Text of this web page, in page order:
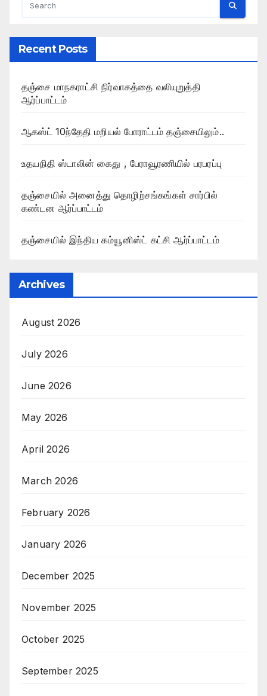
Recent Posts
தஞ்சை மாநகராட்சி நிர்வாகத்தை வலியுறுத்தி
ஆர்ப்பாட்டம்
ஆகஸ்ட் 10ந்தேதி மறியல் போராட்டம் தஞ்சையிலும்..
உதயநிதி ஸ்டாலின் கைது , பேராவூரணியில் பரபரப்பு
தஞ்சையில் அனைத்து தொழிற்சங்கங்கள் சார்பில்
கண்டன ஆர்ப்பாட்டம்
தஞ்சையில் இந்திய கம்யூனிஸ்ட் கட்சி ஆர்ப்பாட்டம்
Archives
August 2026
July 2026
June 2026
May 2026
April 2026
March 2026
February 2026
January 2026
December 2025
November 2025
October 2025
September 2025